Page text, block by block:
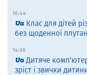
10:44
Клас для дітей
без щоденної
14:00
Дитяче
зріст і звички